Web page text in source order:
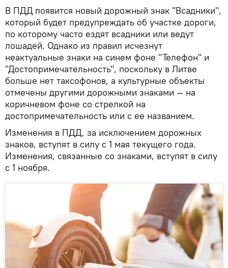
В ПДД появится новый дорожный знак "Всадники",
который будет предупреждать об участке дороги,
по которому часто ездят всадники или ведут
лошадей. Однако из правил исчезнут
неактуальные знаки на синем фоне "Телефон" и
"Достопримечательность", поскольку в Литве
больше нет таксофонов, а культурные объекты
отмечены другими дорожными знаками — на
коричневом фоне со стрелкой на
достопримечательность или с ее названием.
Изменения в ПДД, за исключением дорожных
знаков, вступят в силу с 1 мая текущего года.
Изменения, связанные со знаками, вступят в силу
с 1 ноября.